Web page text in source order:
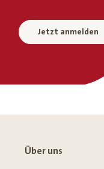
Jetzt anmelden
Über uns